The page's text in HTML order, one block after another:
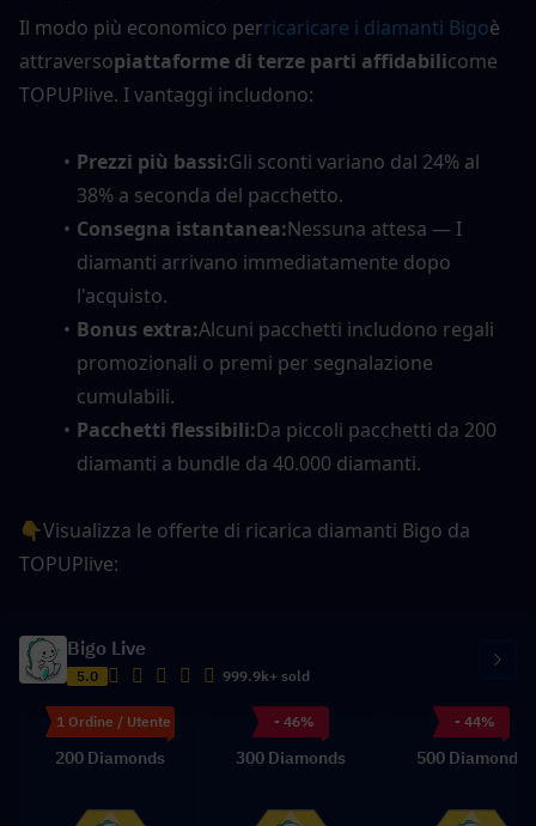
Il modo più economico perricaricare i diamanti Bigoè
attraversopiattaforme di terze parti affidabilicome
TOPUPlive. I vantaggi includono:
Prezzi più bassi:Gli sconti variano dal 24% al
38% a seconda del pacchetto.
Consegna istantanea:Nessuna attesa — I
diamanti arrivano immediatamente dopo
l'acquisto.
Bonus extra:Alcuni pacchetti includono regali
promozionali o premi per segnalazione
cumulabili.
Pacchetti flessibili:Da piccoli pacchetti da 200
diamanti a bundle da 40.000 diamanti.
👇Visualizza le offerte di ricarica diamanti Bigo da
TOPUPlive:
Bigo Live
5.0 999.9k+ sold
1 Ordine / Utente
200 Diamonds
- 46%
300 Diamonds
- 44%
500 Diamonds